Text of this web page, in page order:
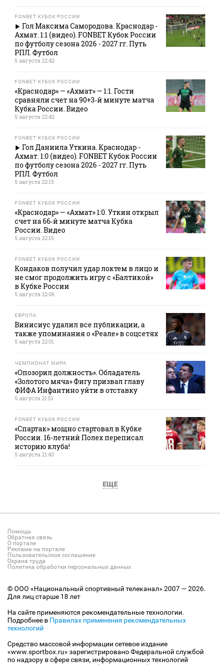
FONBET КУБОК РОССИИ
Гол Максима Самородова. Краснодар -
Ахмат. 1:1 (видео). FONBET Кубок России
по футболу сезона 2026 - 2027 гг. Путь
РПЛ. Футбол
5 августа 22:42
FONBET КУБОК РОССИИ
«Краснодар» — «Ахмат» — 1:1. Гости
сравняли счет на 90+3‑й минуте матча
Кубка России. Видео
5 августа 22:42
FONBET КУБОК РОССИИ
Гол Даниила Уткина. Краснодар -
Ахмат. 1:0 (видео). FONBET Кубок России
по футболу сезона 2026 - 2027 гг. Путь
РПЛ. Футбол
5 августа 22:15
FONBET КУБОК РОССИИ
«Краснодар» — «Ахмат» 1:0. Уткин открыл
счет на 66‑й минуте матча Кубка
России. Видео
5 августа 22:15
FONBET КУБОК РОССИИ
Кондаков получил удар локтем в лицо и
не смог продолжить игру с «Балтикой»
в Кубке России
5 августа 22:06
ЕВРОПА
Винисиус удалил все публикации, а
также упоминания о «Реале» в соцсетях
5 августа 22:01
ЧЕМПИОНАТ МИРА
«Опозорил должность». Обладатель
«Золотого мяча» Фигу призвал главу
ФИФА Инфантино уйти в отставку
5 августа 21:51
FONBET КУБОК РОССИИ
«Спартак» мощно стартовал в Кубке
России. 16-летний Полех переписал
историю клуба!
5 августа 21:43
ЕЩЕ
Помощь
Обратная связь
О портале
Реклама на портале
Пользовательское соглашение
Охрана труда
Политика обработки персональных данных
© ООО «Национальный спортивный телеканал» 2007 — 2026.
Для лиц старше 18 лет
На сайте применяются рекомендательные технологии.
Подробнее в Правилах применения рекомендательных
технологий
Средство массовой информации сетевое издание
«www.sportbox.ru» зарегистрировано Федеральной службой
по надзору в сфере связи, информационных технологий